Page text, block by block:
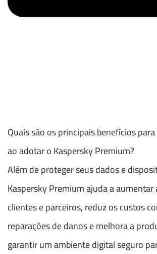
Quais são os principais benefícios
ao adotar o Kaspersky Premium?
Além de proteger seus dados e
Kaspersky Premium ajuda a
clientes e parceiros, reduz os custos
reparações de danos e melhora a
garantir um ambiente digital seguro